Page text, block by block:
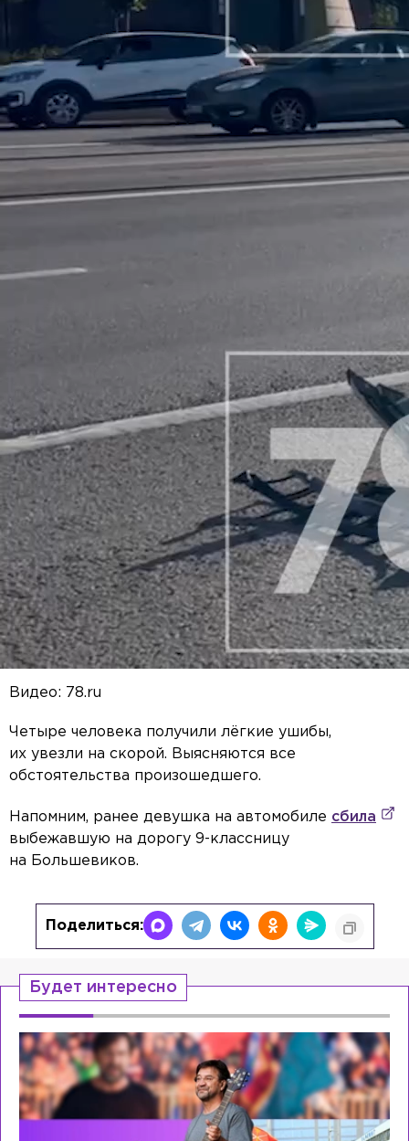
Видео: 78.ru
Четыре человека получили лёгкие ушибы,
их увезли на скорой. Выясняются все
обстоятельства произошедшего.
Напомним, ранее девушка на автомобиле сбила
выбежавшую на дорогу 9-классницу
на Большевиков.
Поделиться:
Будет интересно